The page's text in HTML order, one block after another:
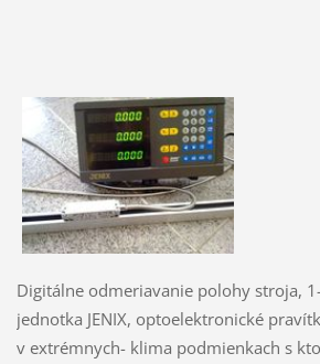
Digitálne odmeriavanie polohy stroja,
jednotka JENIX, optoelektronické
v extrémnych- klima podmienkach s